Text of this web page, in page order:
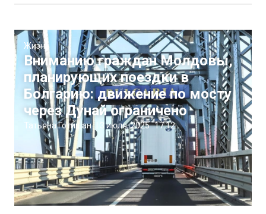
Жизнь
Вниманию граждан Молдовы,
планирующих поездки в
Болгарию: движение по мосту
через Дунай ограничено
Татьяна Готишан 3 июля, 2025 17:12